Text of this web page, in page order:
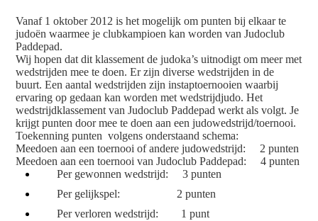
Vanaf 1 oktober 2012 is het mogelijk om punten bij elkaar te
judoën waarmee je clubkampioen kan worden van Judoclub
Paddepad.
Wij hopen dat dit klassement de judoka’s uitnodigt om meer met
wedstrijden mee te doen. Er zijn diverse wedstrijden in de
buurt. Een aantal wedstrijden zijn instaptoernooien waarbij
ervaring op gedaan kan worden met wedstrijdjudo. Het
wedstrijdklassement van Judoclub Paddepad werkt als volgt. Je
krijgt punten door mee te doen aan een judowedstrijd/toernooi.
Toekenning punten volgens onderstaand schema:
Meedoen aan een toernooi of andere judowedstrijd: 2 punten
Meedoen aan een toernooi van Judoclub Paddepad: 4 punten
Per gewonnen wedstrijd: 3 punten
Per gelijkspel: 2 punten
Per verloren wedstrijd: 1 punt